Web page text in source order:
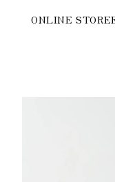
ONLINE STORE